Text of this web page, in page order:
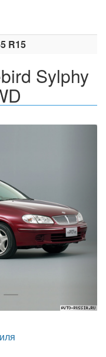
R15
Sylphy